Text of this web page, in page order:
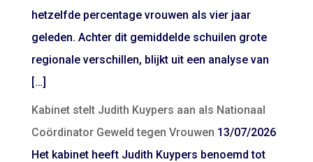
hetzelfde percentage vrouwen als vier jaar
geleden. Achter dit gemiddelde schuilen grote
regionale verschillen, blijkt uit een analyse van
[…]
Kabinet stelt Judith Kuypers aan als Nationaal
Coördinator Geweld tegen Vrouwen 13/07/2026
Het kabinet heeft Judith Kuypers benoemd tot